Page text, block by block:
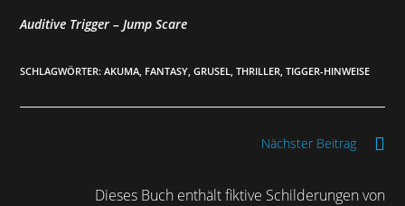
Auditive Trigger – Jump Scare
SCHLAGWÖRTER:AKUMA, FANTASY, GRUSEL, THRILLER, TIGGER-HINWEISE
Nächster Beitrag
Dieses Buch enthält fiktive Schilderungen von